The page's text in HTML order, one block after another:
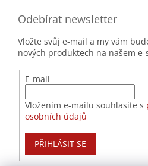
Odebírat newsletter
Vložte svůj e-mail a my vám
nových produktech na našem e-
E-mail
Vložením e-mailu souhlasíte s
osobních údajů
PŘIHLÁSIT SE